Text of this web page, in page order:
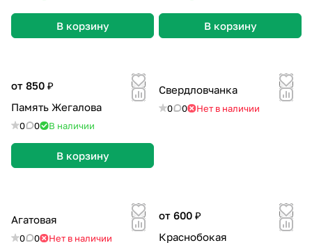
В корзину В корзину
от 850 ₽
Память Жегалова
0 0 В наличии
В корзину
Свердловчанка
0 0 Нет в наличии
Агатовая
0 0 Нет в наличии
от 600 ₽
Краснобокая